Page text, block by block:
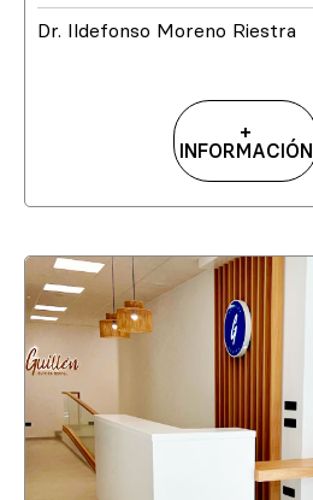
Dr. Ildefonso Moreno Riestra
+
INFORMACIÓN